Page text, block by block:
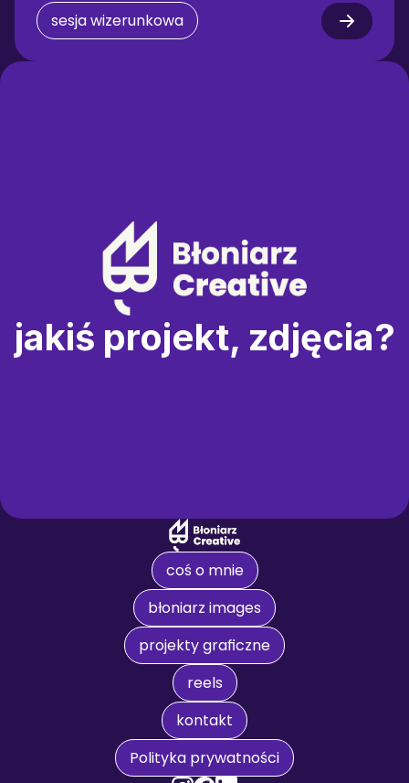
sesja wizerunkowa
jakiś projekt, zdjęcia?
coś o mnie
błoniarz images
projekty graficzne
reels
kontakt
Polityka prywatności